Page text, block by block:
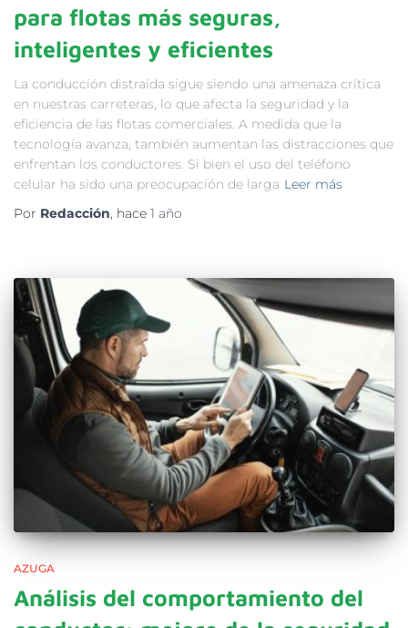
para flotas más seguras,
inteligentes y eficientes
La conducción distraída sigue siendo una amenaza crítica
en nuestras carreteras, lo que afecta la seguridad y la
eficiencia de las flotas comerciales. A medida que la
tecnología avanza, también aumentan las distracciones que
enfrentan los conductores. Si bien el uso del teléfono
celular ha sido una preocupación de larga Leer más
Por Redacción, hace 1 año
AZUGA
Análisis del comportamiento del